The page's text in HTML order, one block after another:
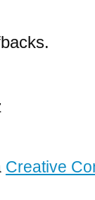
Creative